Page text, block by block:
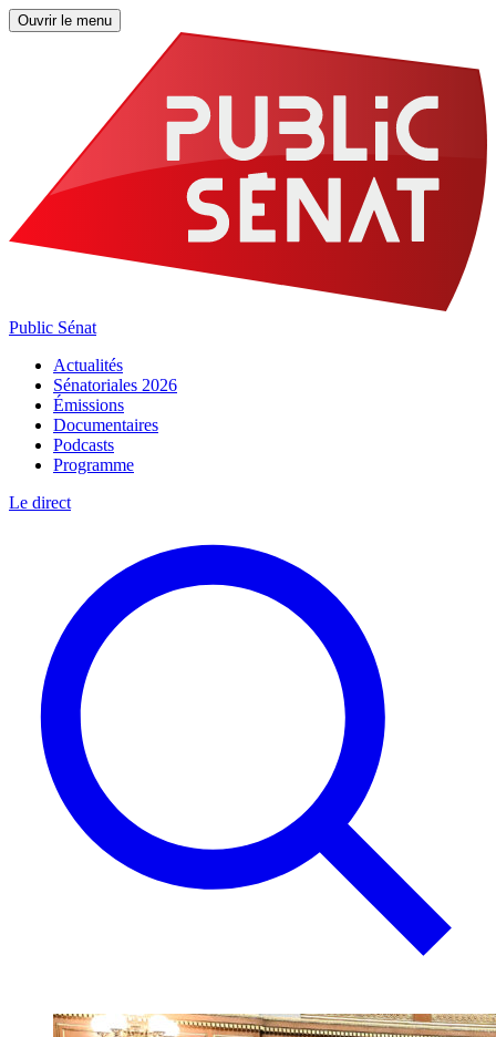
Ouvrir le menu
Public Sénat
Actualités
Sénatoriales 2026
Émissions
Documentaires
Podcasts
Programme
Le direct